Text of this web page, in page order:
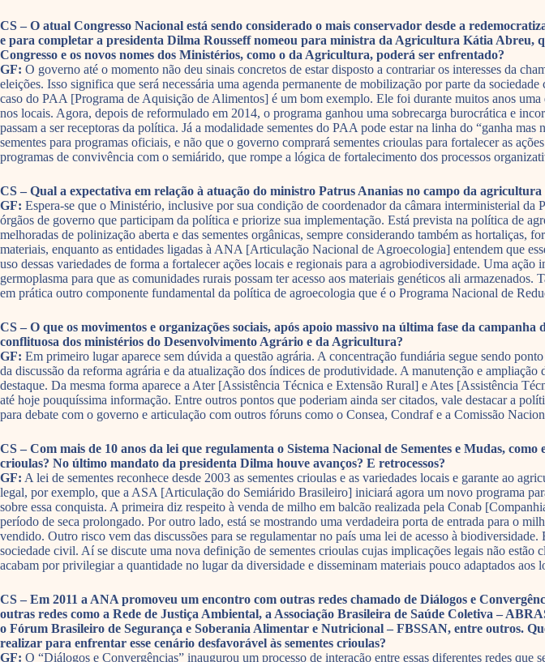
CS – O atual Congresso Nacional está sendo considerado o mais conservador desde a
e para completar a presidenta Dilma Rousseff nomeou para ministra da Agricultura Kátia Abreu,
Congresso e os novos nomes dos Ministérios, como o da Agricultura, poderá ser enfrentado?
GF: O governo até o momento não deu sinais concretos de estar disposto a contrariar os interesses da
eleições. Isso significa que será necessária uma agenda permanente de mobilização por parte da
caso do PAA [Programa de Aquisição de Alimentos] é um bom exemplo. Ele foi durante muitos anos
nos locais. Agora, depois de reformulado em 2014, o programa ganhou uma sobrecarga burocrática e
passam a ser receptoras da política. Já a modalidade sementes do PAA pode estar na linha do “ganha
sementes para programas oficiais, e não que o governo comprará sementes crioulas para fortalecer as
programas de convivência com o semiárido, que rompe a lógica de fortalecimento dos processos
CS – Qual a expectativa em relação à atuação do ministro Patrus Ananias no campo da
GF: Espera-se que o Ministério, inclusive por sua condição de coordenador da câmara interministerial
órgãos de governo que participam da política e priorize sua implementação. Está prevista na política de
melhoradas de polinização aberta e das sementes orgânicas, sempre considerando também as hortaliças,
materiais, enquanto as entidades ligadas à ANA [Articulação Nacional de Agroecologia] entendem que
uso dessas variedades de forma a fortalecer ações locais e regionais para a agrobiodiversidade. Uma
germoplasma para que as comunidades rurais possam ter acesso aos materiais genéticos ali
em prática outro componente fundamental da política de agroecologia que é o Programa Nacional de
CS – O que os movimentos e organizações sociais, após apoio massivo na última fase da
conflituosa dos ministérios do Desenvolvimento Agrário e da Agricultura?
GF: Em primeiro lugar aparece sem dúvida a questão agrária. A concentração fundiária segue sendo
da discussão da reforma agrária e da atualização dos índices de produtividade. A manutenção e
destaque. Da mesma forma aparece a Ater [Assistência Técnica e Extensão Rural] e Ates [Assistência
até hoje pouquíssima informação. Entre outros pontos que poderiam ainda ser citados, vale destacar a
para debate com o governo e articulação com outros fóruns como o Consea, Condraf e a Comissão
CS – Com mais de 10 anos da lei que regulamenta o Sistema Nacional de Sementes e Mudas,
crioulas? No último mandato da presidenta Dilma houve avanços? E retrocessos?
GF: A lei de sementes reconhece desde 2003 as sementes crioulas e as variedades locais e garante ao
legal, por exemplo, que a ASA [Articulação do Semiárido Brasileiro] iniciará agora um novo programa
sobre essa conquista. A primeira diz respeito à venda de milho em balcão realizada pela Conab
período de seca prolongado. Por outro lado, está se mostrando uma verdadeira porta de entrada para o
vendido. Outro risco vem das discussões para se regulamentar no país uma lei de acesso à
sociedade civil. Aí se discute uma nova definição de sementes crioulas cujas implicações legais não
acabam por privilegiar a quantidade no lugar da diversidade e disseminam materiais pouco adaptados aos
CS – Em 2011 a ANA promoveu um encontro com outras redes chamado de Diálogos e
outras redes como a Rede de Justiça Ambiental, a Associação Brasileira de Saúde Coletiva –
o Fórum Brasileiro de Segurança e Soberania Alimentar e Nutricional – FBSSAN, entre outros.
realizar para enfrentar esse cenário desfavorável às sementes crioulas?
GF: O “Diálogos e Convergências” inaugurou um processo de interação entre essas diferentes redes